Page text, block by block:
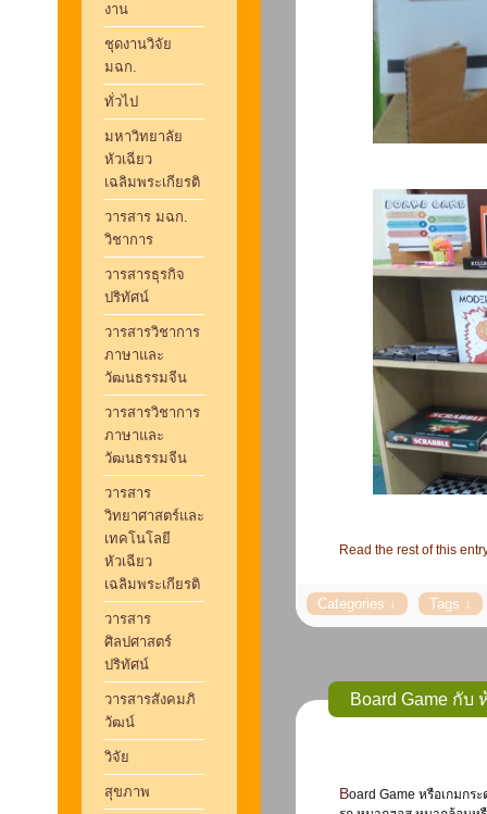
งาน
ชุดงานวิจัย
มฉก.
ทั่วไป
มหาวิทยาลัย
หัวเฉียว
เฉลิมพระเกียรติ
วารสาร มฉก.
วิชาการ
วารสารธุรกิจ
ปริทัศน์
วารสารวิชาการ
ภาษาและ
วัฒนธรรมจีน
วารสารวิชาการ
ภาษาและ
วัฒนธรรมจีน
วารสาร
วิทยาศาสตร์และ
เทคโนโลยี
หัวเฉียว
เฉลิมพระเกียรติ
วารสาร
ศิลปศาสตร์
ปริทัศน์
วารสารสังคมภิ
วัฒน์
วิจัย
สุขภาพ
Read the rest of this
Board Game กับ
Board Game หรือเกมกระดาน เป็นอุปกรณ์เครื่องเล่นที่ปรากฏอยู่คู่สังคมมนุษย์มาตั้งแต่สมัยโบราณ เช่น หมาก